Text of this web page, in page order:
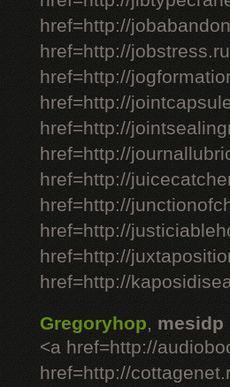
href=http://
href=http://
href=http://
href=http://
href=http://
href=http://
href=http://
href=http://
href=http://
href=http://
href=http://
Gregoryhop,mesidp
<a href=http://
href=http://